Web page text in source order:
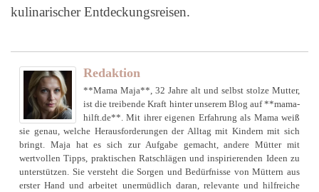
kulinarischer Entdeckungsreisen.
Redaktion
**Mama Maja**, 32 Jahre alt und selbst stolze Mutter,
ist die treibende Kraft hinter unserem Blog auf **mama-
hilft.de**. Mit ihrer eigenen Erfahrung als Mama weiß
sie genau, welche Herausforderungen der Alltag mit Kindern mit sich
bringt. Maja hat es sich zur Aufgabe gemacht, andere Mütter mit
wertvollen Tipps, praktischen Ratschlägen und inspirierenden Ideen zu
unterstützen. Sie versteht die Sorgen und Bedürfnisse von Müttern aus
erster Hand und arbeitet unermüdlich daran, relevante und hilfreiche